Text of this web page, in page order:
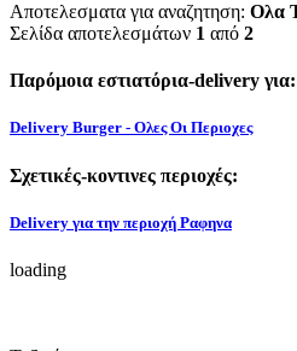
Αποτελεσματα για αναζητηση: Ολα
Σελίδα αποτελεσμάτων 1 από 2
Παρόμοια εστιατόρια-delivery
Delivery Burger - Ολες Οι Περιοχες
Σχετικές-κοντινες περιοχές:
Delivery για την περιοχή Ραφηνα
loading